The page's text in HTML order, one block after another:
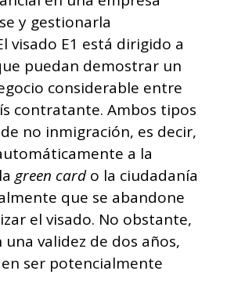
y gestionarla
visado E1 está dirigido a
puedan demostrar un
considerable entre
contratante. Ambos tipos
no inmigración, es decir,
a la
green cardo la ciudadanía
que se abandone
el visado. No obstante,
validez de dos años,
ser potencialmente